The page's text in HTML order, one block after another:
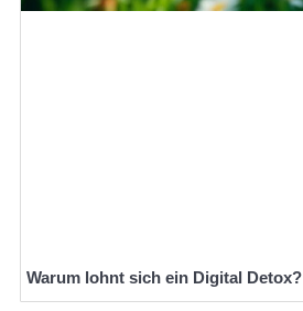
Warum lohnt sich ein Digital Detox?